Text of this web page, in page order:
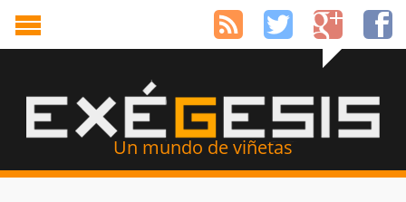
Un mundo de viñetas